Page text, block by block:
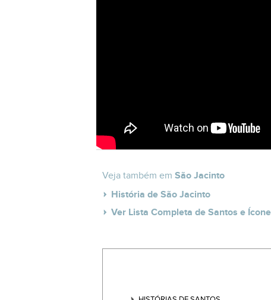
Veja também em São Jacinto
História de São Jacinto
Ver Lista Completa de Santos e